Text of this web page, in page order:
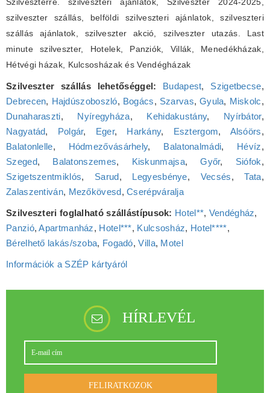
Szilveszterre. szilveszteri ajánlatok, Szilveszter 2024-2025,
szilveszter szállás, belföldi szilveszteri ajánlatok, szilveszteri
szállás ajánlatok, szilveszter akció, szilveszter utazás. Last
minute szilveszter, Hotelek, Panziók, Villák, Menedékházak,
Hétvégi házak, Kulcsosházak és Vendégházak
Szilveszter szállás lehetőséggel: Budapest, Szigetbecse,
Debrecen, Hajdúszoboszló, Bogács, Szarvas, Gyula, Miskolc,
Dunaharaszti, Nyíregyháza, Kehidakustány, Nyírbátor,
Nagyatád, Polgár, Eger, Harkány, Esztergom, Alsóörs,
Balatonlelle, Hódmezővásárhely, Balatonalmádi, Hévíz,
Szeged, Balatonszemes, Kiskunmajsa,Győr, Siófok,
Szigetszentmiklós, Sarud, Legyesbénye, Vecsés,Tata,
Zalaszentiván, Mezőkövesd,Cserépváralja
Szilveszteri foglalható szállástípusok: Hotel**, Vendégház,
Panzió,Apartmanház, Hotel***, Kulcsosház, Hotel****,
Bérelhető lakás/szoba, Fogadó,Villa, Motel
Információk a SZÉP kártyáról
HÍRLEVÉL
FELIRATKOZOK